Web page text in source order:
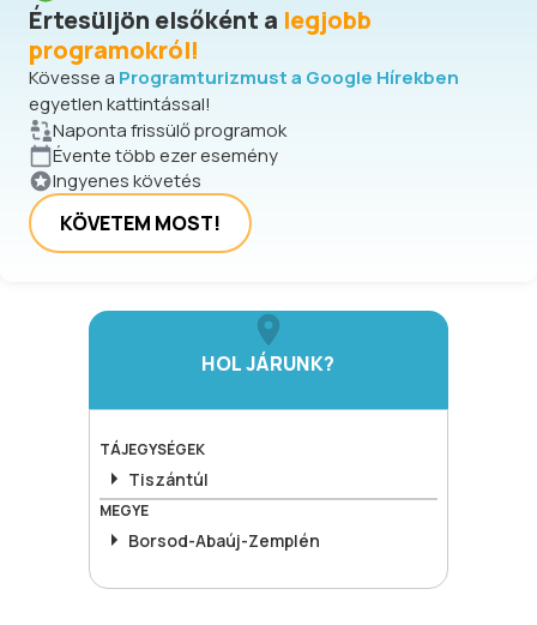
Értesüljön elsőként a legjobb
programokról!
Kövesse a Programturizmust a Google Hírekben
egyetlen kattintással!
Naponta frissülő programok
Évente több ezer esemény
Ingyenes követés
KÖVETEM MOST!
HOL JÁRUNK?
TÁJEGYSÉGEK
Tiszántúl
MEGYE
Borsod-Abaúj-Zemplén